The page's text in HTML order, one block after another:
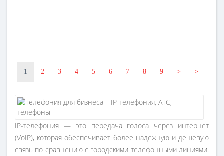
1 2 3 4 5 6 7 8 9 > >|
IP-телефония — это передача голоса через интернет
(VoIP), которая обеспечивает более надежную и дешевую
связь по сравнению с городскими телефонными линиями.